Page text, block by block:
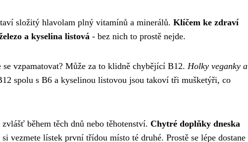
složitý hlavolam plný vitamínů a minerálů. Klíčem ke zdraví
a kyselina listová - bez nich to prostě nejde.
vzpamatovat? Může za to klidně chybějící B12. Holky veganky a
spolu s B6 a kyselinou listovou jsou takoví tři mušketýři, co
během těch dnů nebo těhotenství. Chytré doplňky dneska
vezmete lístek první třídou místo té druhé. Prostě se lépe dostane